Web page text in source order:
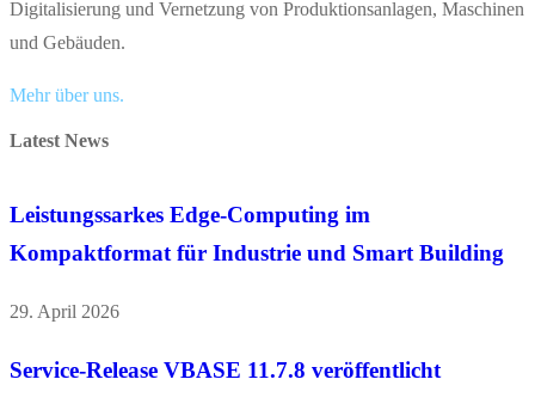
Digitalisierung und Vernetzung von Produktionsanlagen, Maschinen
und Gebäuden.
Mehr über uns.
Latest News
Leistungssarkes Edge-Computing im
Kompaktformat für Industrie und Smart Building
29. April 2026
Service-Release VBASE 11.7.8 veröffentlicht